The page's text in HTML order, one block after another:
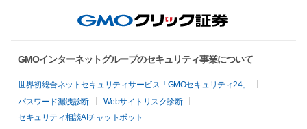
GMOインターネットグループのセキュリティ事業について
世界初総合ネットセキュリティサービス「GMOセキュリティ24」
パスワード漏洩診断
Webサイトリスク診断
セキュリティ相談AIチャットボット